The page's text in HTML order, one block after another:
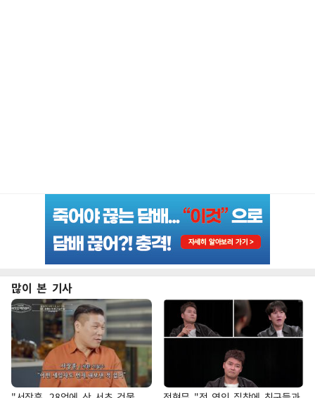
많이 본 기사